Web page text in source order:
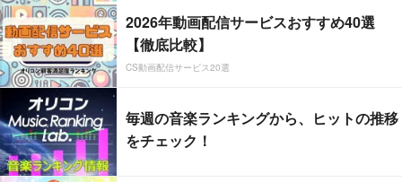
2026年動画配信サービスおすすめ40選
【徹底比較】
CS動画配信サービス20選
毎週の音楽ランキングから、ヒットの推移
をチェック！